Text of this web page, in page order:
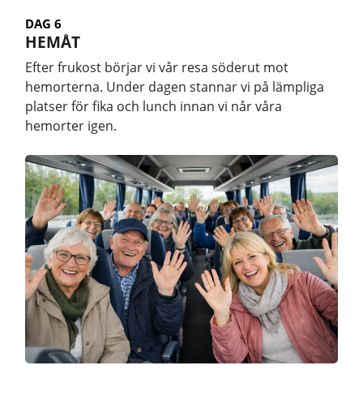
DAG 6
HEMÅT
Efter frukost börjar vi vår resa söderut mot
hemorterna. Under dagen stannar vi på lämpliga
platser för fika och lunch innan vi når våra
hemorter igen.